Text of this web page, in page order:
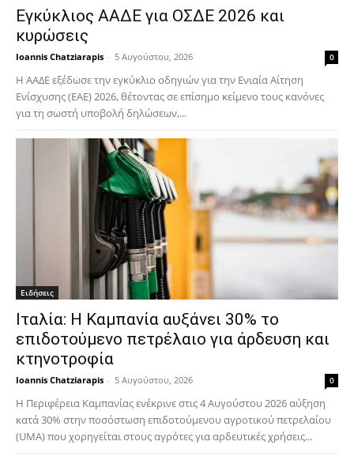
Εγκύκλιος ΑΑΔΕ για ΟΣΔΕ 2026 και
κυρώσεις
Ioannis Chatziarapis - 5 Αυγούστου, 2026 0
Η ΑΑΔΕ εξέδωσε την εγκύκλιο οδηγιών για την Ενιαία Αίτηση
Ενίσχυσης (ΕΑΕ) 2026, θέτοντας σε επίσημο κείμενο τους κανόνες
για τη σωστή υποβολή δηλώσεων,...
Ειδήσεις
Ιταλία: Η Καμπανία αυξάνει 30% το
επιδοτούμενο πετρέλαιο για άρδευση και
κτηνοτροφία
Ioannis Chatziarapis - 5 Αυγούστου, 2026 0
Η Περιφέρεια Καμπανίας ενέκρινε στις 4 Αυγούστου 2026 αύξηση
κατά 30% στην ποσόστωση επιδοτούμενου αγροτικού πετρελαίου
(UMA) που χορηγείται στους αγρότες για αρδευτικές χρήσεις...